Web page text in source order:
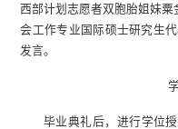
西部计划志愿者双胞胎姐妹
会工作专业国际硕士研究生
发言。
毕业典礼后，进行学位